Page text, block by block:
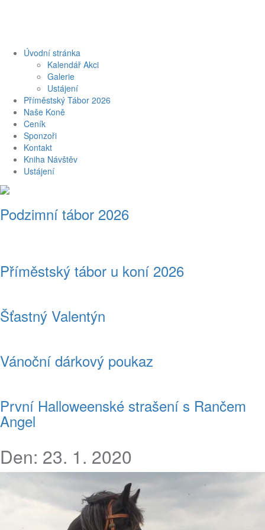
Úvodní stránka
Kalendář Akci
Galerie
Ustájení
Příměstský Tábor 2026
Naše Koně
Ceník
Sponzoři
Kontakt
Kniha Návštěv
Ustájení
Podzimní tábor 2026
Příměstský tábor u koní 2026
Šťastný Valentýn
Vánoční dárkový poukaz
První Halloweenské strašení s Rančem
Angel
Den: 23. 1. 2020